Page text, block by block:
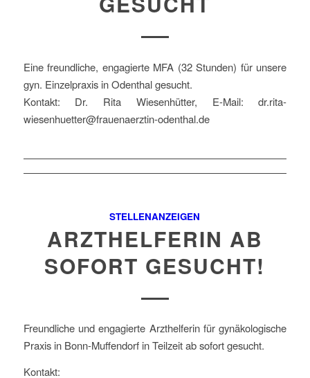
Eine freundliche, engagierte MFA (32 Stunden) für unsere
gyn. Einzelpraxis in Odenthal gesucht.
Kontakt: Dr. Rita Wiesenhütter, E-Mail: dr.rita-
wiesenhuetter@frauenaerztin-odenthal.de
STELLENANZEIGEN
ARZTHELFERIN AB
SOFORT GESUCHT!
Freundliche und engagierte Arzthelferin für gynäkologische
Praxis in Bonn-Muffendorf in Teilzeit ab sofort gesucht.
Kontakt: